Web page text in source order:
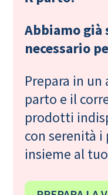
Abbiamo
necessario
Prepara in
parto e il
prodotti
con serenità
insieme al